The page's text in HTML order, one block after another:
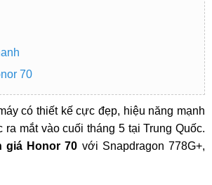
70
có thiết kế cực đẹp, hiệu năng mạnh
mắt vào cuối tháng 5 tại Trung Quốc.
giá Honor 70 với Snapdragon 778G+,